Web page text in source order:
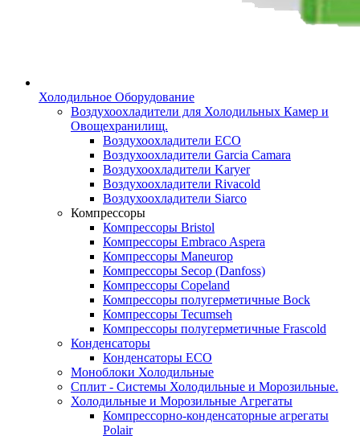
Холодильное Оборудование
Воздухоохладители для Холодильных Камер и
Овощехранилищ.
Воздухоохладители ECO
Воздухоохладители Garcia Camara
Воздухоохладители Karyer
Воздухоохладители Rivacold
Воздухоохладители Siarco
Компрессоры
Компрессоры Bristol
Компрессоры Embraco Aspera
Компрессоры Maneurop
Компрессоры Secop (Danfoss)
Компрессоры Copeland
Компрессоры полугерметичные Bock
Компрессоры Tecumseh
Компрессоры полугерметичные Frascold
Конденсаторы
Конденсаторы ECO
Моноблоки Холодильные
Сплит - Системы Холодильные и Морозильные.
Холодильные и Морозильные Агрегаты
Компрессорно-конденсаторные агрегаты
Polair